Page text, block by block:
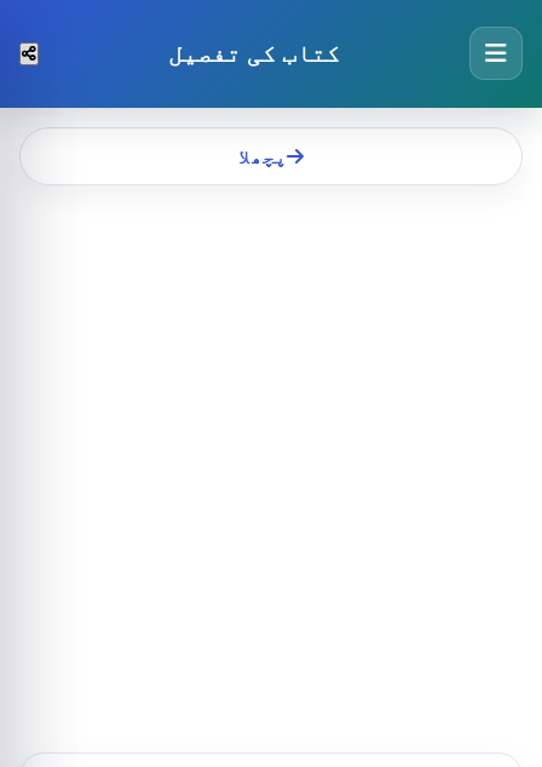
کتاب کی تفصیل
پچھلا